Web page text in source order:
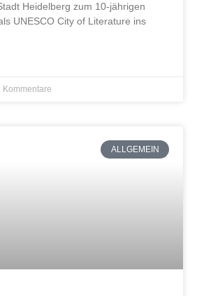
Heidelberg zum 10-jährigen
UNESCO City of Literature ins
Kommentare
ALLGEMEIN